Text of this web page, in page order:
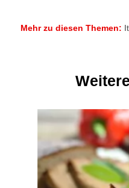
Mehr zu diesen Themen: